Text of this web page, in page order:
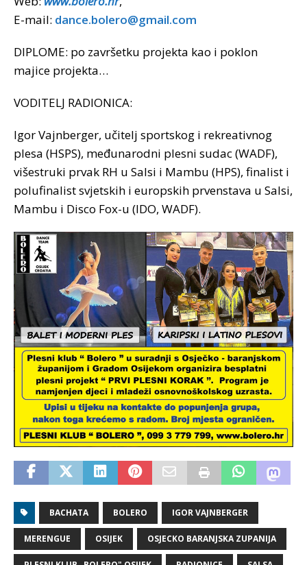
E-mail: dance.bolero@gmail.com
DIPLOME: po završetku projekta kao i poklon
majice projekta…
VODITELJ RADIONICA:
Igor Vajnberger, učitelj sportskog i rekreativnog
plesa (HSPS), međunarodni plesni sudac (WADF),
višestruki prvak RH u Salsi i Mambu (HPS), finalist i
polufinalist svjetskih i europskih prvenstava u Salsi,
Mambu i Disco Fox-u (IDO, WADF).
BACHATA BOLERO IGOR VAJNBERGER
MERENGUE OSIJEK OSJECKO BARANJSKA ZUPANIJA